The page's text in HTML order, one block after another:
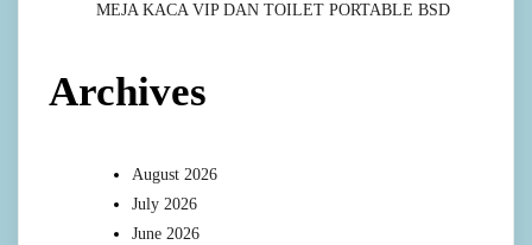
MEJA KACA VIP DAN TOILET PORTABLE BSD
Archives
August 2026
July 2026
June 2026